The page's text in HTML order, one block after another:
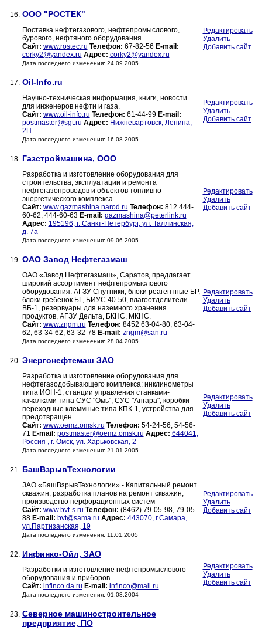
16. ООО "РОСТЕК"
Поставка нефтегазового, нефтепромыслового,
бурового, нефтяного оборудования.
Сайт: www.rostec.ru Телефон: 67-82-56 E-mail:
corky2@yandex.ru Адрес: corky2@yandex.ru
Дата последнего изменения: 24.09.2005
Редактировать
Удалить
Добавить сайт
17. Oil-Info.ru
Научно-техническая информация, книги, новости
для инженеров нефти и газа.
Сайт: www.oil-info.ru Телефон: 61-44-99 E-mail:
postmaster@sgt.ru Адрес: Нижневартовск, Ленина,
2П.
Дата последнего изменения: 16.08.2005
Редактировать
Удалить
Добавить сайт
18. Газстроймашина, ООО
Разработка и изготовление оборудования для
строительства, эксплуатации и ремонта
нефтегазопроводов и объектов топливно-
энергетического комплекса
Сайт: www.gazmashina.narod.ru Телефон: 812 444-
60-62, 444-60-63 E-mail: gazmashina@peterlink.ru
Адрес: 195196, г. Санкт-Петербург, ул. Таллинская,
д. 7а
Дата последнего изменения: 09.06.2005
Редактировать
Удалить
Добавить сайт
19. ОАО Завод Нефтегазмаш
ОАО «Завод Нефтегазмаш», Саратов, предлагает
широкий ассортимент нефтепромыслового
оборудования: АГЗУ Спутники, блоки реагентные БР,
блоки гребенок БГ, БИУС 40-50, влагоотделители
ВБ-1, резервуары для наземного хранения
продуктов, АГЗУ Дельта, БКНС, МКНС.
Сайт: www.zngm.ru Телефон: 8452 63-04-80, 63-04-
62, 63-34-62, 63-32-78 E-mail: zngm@san.ru
Дата последнего изменения: 28.04.2005
Редактировать
Удалить
Добавить сайт
20. Энергонефтемаш ЗАО
Разработка и изготовление оборудования для
нефтегазодобывающего комплекса: инклинометры
типа ИОН-1, станции управления станками-
качалками типа СУС "Омь", СУС "Ангара", коробки
переходные клеммные типа КПК-1, устройства для
предотвращен
Сайт: www.oemz.omsk.ru Телефон: 54-24-56, 54-56-
71 E-mail: postmaster@oemz.omsk.ru Адрес: 644041,
Россия , г. Омск, ул. Харьковская, 2
Дата последнего изменения: 21.01.2005
Редактировать
Удалить
Добавить сайт
21. БашВзрывТехнологии
ЗАО «БашВзрывТехнологии» - Капитальный ремонт
скважин, разработка планов на ремонт скважин,
производство перфорационных систем
Сайт: www.bvt-s.ru Телефон: (8462) 79-05-98, 79-05-
88 E-mail: bvt@sama.ru Адрес: 443070, г.Самара,
ул.Партизанская, 19
Дата последнего изменения: 11.01.2005
Редактировать
Удалить
Добавить сайт
22. Инфинко-Ойл, ЗАО
Разработки и изготовление нефтепромыслового
оборудования и приборов.
Сайт: infinco.da.ru E-mail: infinco@mail.ru
Дата последнего изменения: 01.08.2004
Редактировать
Удалить
Добавить сайт
23. Северное машиностроительное
предприятие, ПО